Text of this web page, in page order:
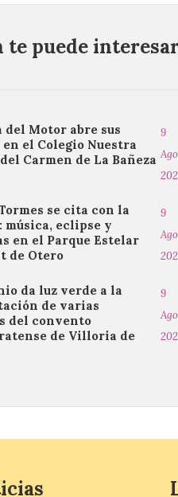
te puede
del Motor abre sus
el Colegio Nuestra
Carmen de La Bañeza
9
Ago
se cita con la
eclipse y
en el Parque Estelar
de Otero
9
Ago
da luz verde a la
de varias
del convento
de Villoria de
9
Ago